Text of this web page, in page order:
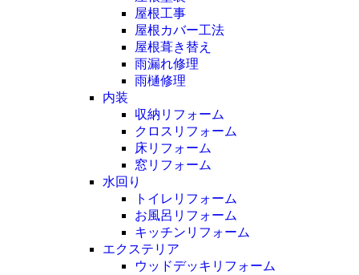
屋根工事
屋根カバー工法
屋根葺き替え
雨漏れ修理
雨樋修理
内装
収納リフォーム
クロスリフォーム
床リフォーム
窓リフォーム
水回り
トイレリフォーム
お風呂リフォーム
キッチンリフォーム
エクステリア
ウッドデッキリフォーム